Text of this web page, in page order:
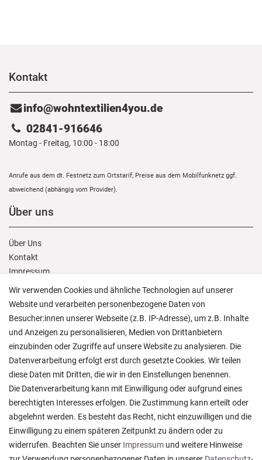
Kontakt
info@wohntextilien4you.de
02841-916646
Montag - Freitag, 10:00 - 18:00
Anrufe aus dem dt. Festnetz zum Ortstarif, Preise aus dem Mobilfunknetz ggf.
abweichend (abhängig vom Provider).
Über uns
Über Uns
Kontakt
Impressum
AGB
Daten­schutz­erklärung
Kunden Service
Anmelden/Registrieren
Wunschliste
Warenkorb/Kasse
Widerrufs­recht
Vertrag widerrufen
Wir verwenden Cookies und ähnliche Technologien auf unserer
Website und verarbeiten personenbezogene Daten von
Besucher:innen unserer Webseite (z.B. IP-Adresse), um z.B. Inhalte
und Anzeigen zu personalisieren, Medien von Drittanbietern
einzubinden oder Zugriffe auf unsere Website zu analysieren. Die
Datenverarbeitung erfolgt erst durch gesetzte Cookies. Wir teilen
diese Daten mit Dritten, die wir in den Einstellungen benennen.
Die Datenverarbeitung kann mit Einwilligung oder aufgrund eines
berechtigten Interesses erfolgen. Die Zustimmung kann erteilt oder
abgelehnt werden. Es besteht das Recht, nicht einzuwilligen und die
Einwilligung zu einem späteren Zeitpunkt zu ändern oder zu
widerrufen. Beachten Sie unser Impressum und weitere Hinweise